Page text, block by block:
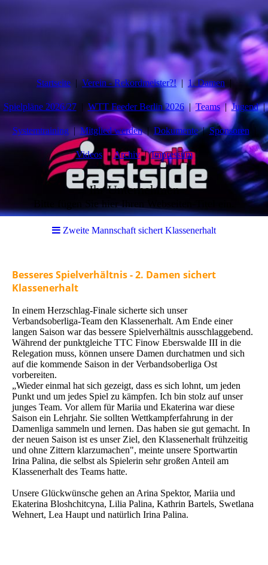
Startseite Verein - Rekordmeister?! 1. Damen
Spielpläne 2026/27 WTT Feeder Berlin 2026 Teams Jugend
Systemtraining Mitglied werden Dokumente Sponsoren
Videos Archiv Impressum
Ihr Unternehmen
Bitte fügen Sie hier Ihren Webseiten-Titel ein.
Zweite Mannschaft sichert Klassenerhalt
Besseres Spielverhältnis - 2. Damen sichert
Klassenerhalt
In einem Herzschlag-Finale sicherte sich unser
Verbandsoberliga-Team den Klassenerhalt. Am Ende einer
langen Saison war das bessere Spielverhältnis ausschlaggebend.
Während der punktgleiche TTC Finow Eberswalde III in die
Relegation muss, können unsere Damen durchatmen und sich
auf die kommende Saison in der Verbandsoberliga Ost
vorbereiten.
„Wieder einmal hat sich gezeigt, dass es sich lohnt, um jeden
Punkt und um jedes Spiel zu kämpfen. Ich bin stolz auf unser
junges Team. Vor allem für Mariia und Ekaterina war diese
Saison ein Lehrjahr. Sie sollten Wettkampferfahrung in der
Damenliga sammeln und lernen. Das haben sie gut gemacht. In
der neuen Saison ist es unser Ziel, den Klassenerhalt frühzeitig
und ohne Zittern klarzumachen", meinte unsere Sportwartin
Irina Palina, die selbst als Spielerin sehr großen Anteil am
Klassenerhalt des Teams hatte.
Unsere Glückwünsche gehen an Arina Spektor, Mariia und
Ekaterina Bloshchitcyna, Lilia Palina, Kathrin Bartels, Swetlana
Wehnert, Lea Haupt und natürlich Irina Palina.